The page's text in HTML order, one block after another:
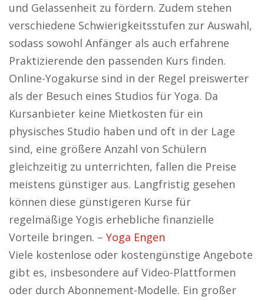
und Gelassenheit zu fördern. Zudem stehen
verschiedene Schwierigkeitsstufen zur Auswahl,
sodass sowohl Anfänger als auch erfahrene
Praktizierende den passenden Kurs finden.
Online-Yogakurse sind in der Regel preiswerter
als der Besuch eines Studios für Yoga. Da
Kursanbieter keine Mietkosten für ein
physisches Studio haben und oft in der Lage
sind, eine größere Anzahl von Schülern
gleichzeitig zu unterrichten, fallen die Preise
meistens günstiger aus. Langfristig gesehen
können diese günstigeren Kurse für
regelmäßige Yogis erhebliche finanzielle
Vorteile bringen. – Yoga Engen
Viele kostenlose oder kostengünstige Angebote
gibt es, insbesondere auf Video-Plattformen
oder durch Abonnement-Modelle. Ein großer